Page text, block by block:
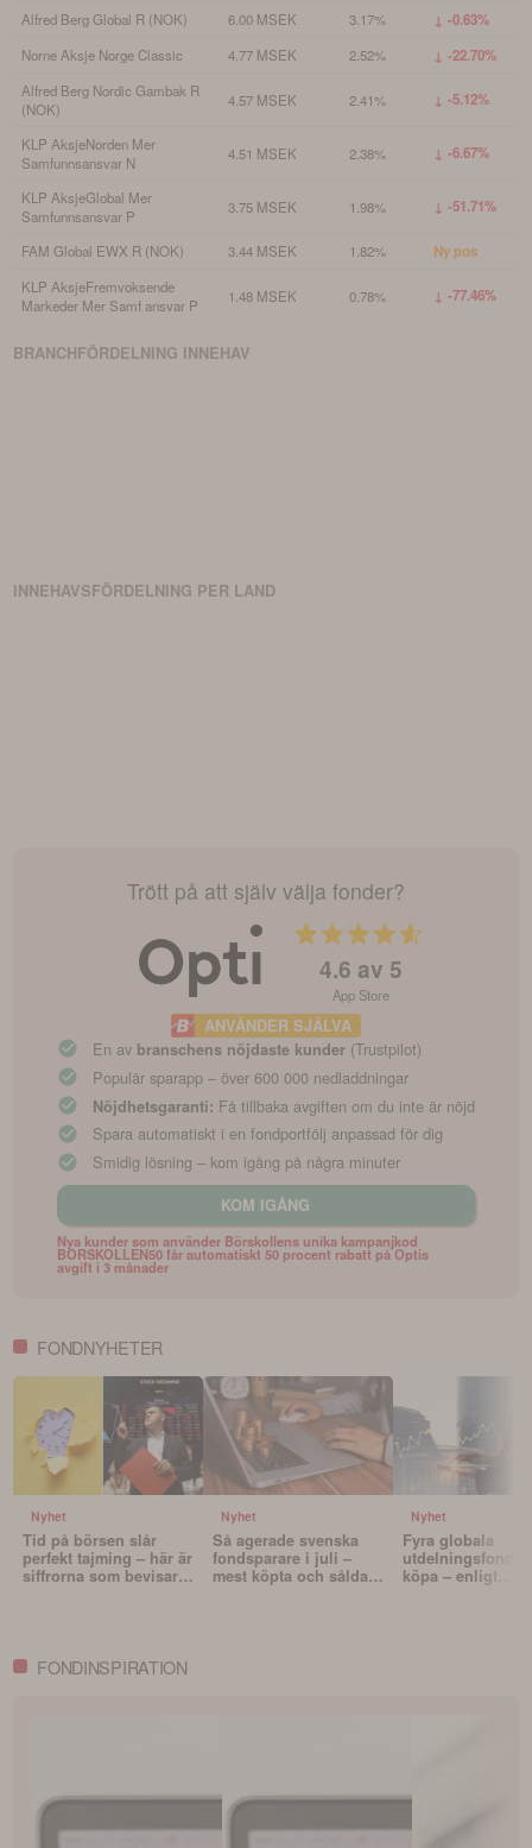
Alfred Berg Global R (NOK) 6.00 MSEK 3.17% ↓ -0.63%
Norne Aksje Norge Classic 4.77 MSEK 2.52% ↓ -22.70%
Alfred Berg Nordic Gambak R
(NOK)
4.57 MSEK 2.41% ↓ -5.12%
KLP AksjeNorden Mer
Samfunnsansvar N
4.51 MSEK 2.38% ↓ -6.67%
KLP AksjeGlobal Mer
Samfunnsansvar P
3.75 MSEK 1.98% ↓ -51.71%
FAM Global EWX R (NOK) 3.44 MSEK 1.82% Ny pos
KLP AksjeFremvoksende
Markeder Mer Samf ansvar P
1.48 MSEK 0.78% ↓ -77.46%
BRANCHFÖRDELNING INNEHAV
INNEHAVSFÖRDELNING PER LAND
Trött på att själv välja fonder?
4.6 av 5
App Store
ANVÄNDER SJÄLVA
En av branschens nöjdaste kunder (Trustpilot)
Populär sparapp – över 600 000 nedladdningar
Nöjdhetsgaranti: Få tillbaka avgiften om du inte är nöjd
Spara automatiskt i en fondportfölj anpassad för dig
Smidig lösning – kom igång på några minuter
KOM IGÅNG
Nya kunder som använder Börskollens unika kampanjkod
BORSKOLLEN50 får automatiskt 50 procent rabatt på Optis
avgift i 3 månader
FONDNYHETER
Nyhet
Tid på börsen slår
perfekt tajming – här är
siffrorna som bevisar
Nyhet
Så agerade svenska
fondsparare i juli –
mest köpta och sålda
Nyhet
Fyra globala
utdelningsfonder
köpa – enligt
FONDINSPIRATION